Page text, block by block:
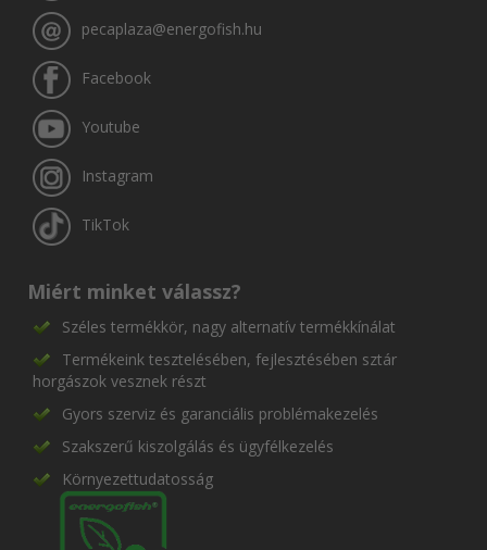
pecaplaza@energofish.hu
Facebook
Youtube
Instagram
TikTok
Miért minket válassz?
Széles termékkör, nagy alternatív termékkínálat
Termékeink tesztelésében, fejlesztésében sztár
horgászok vesznek részt
Gyors szerviz és garanciális problémakezelés
Szakszerű kiszolgálás és ügyfélkezelés
Környezettudatosság